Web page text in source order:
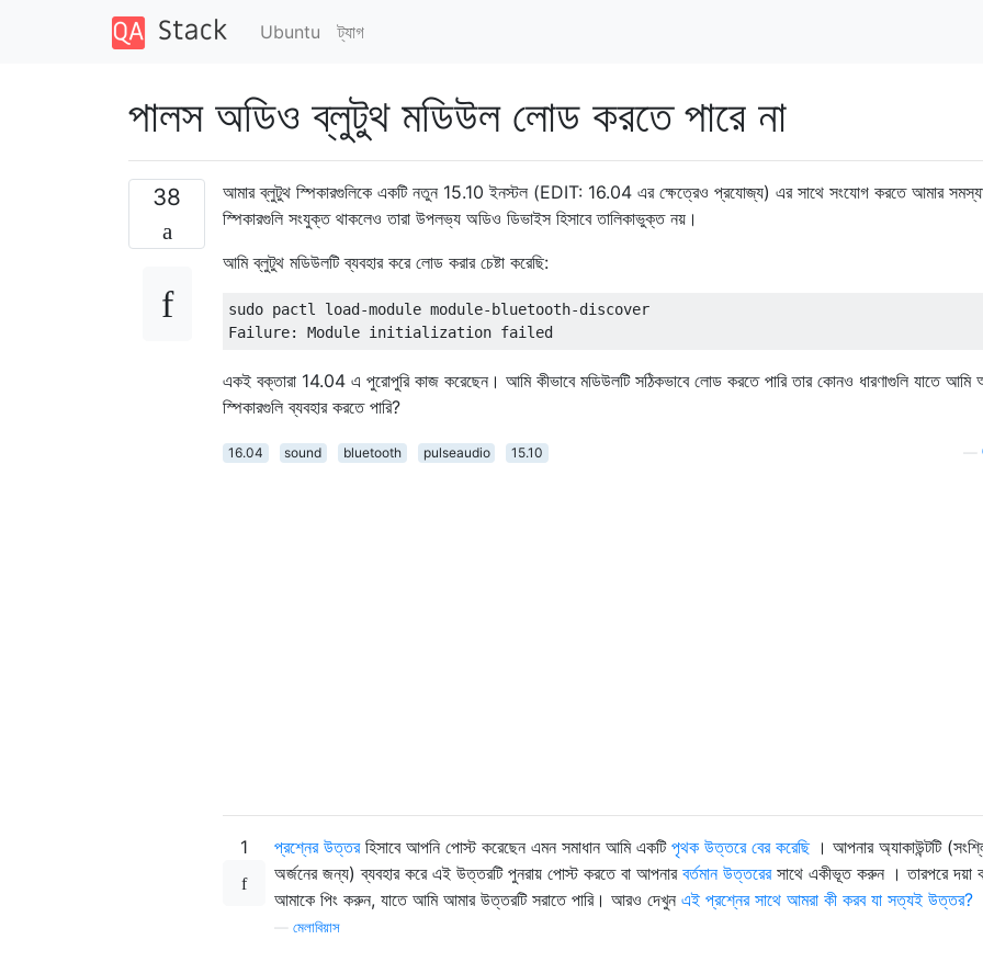
Ubuntu ট্যাগ
পালস অডিও ব্লুটুথ মডিউল লোড করতে পারে না
38
আমার ব্লুটুথ স্পিকারগুলিকে একটি নতুন 15.10 ইনস্টল (EDIT: 16.04 এর ক্ষেত্রেও প্রযোজ্য) এর সাথে সংযোগ করতে আমার
স্পিকারগুলি সংযুক্ত থাকলেও তারা উপলভ্য অডিও ডিভাইস হিসাবে তালিকাভুক্ত নয়।
আমি ব্লুটুথ মডিউলটি ব্যবহার করে লোড করার চেষ্টা করেছি:
sudo pactl load-module module-bluetooth-discover
একই বক্তারা 14.04 এ পুরোপুরি কাজ করেছেন। আমি কীভাবে মডিউলটি সঠিকভাবে লোড করতে পারি তার কোনও ধারণাগুলি যাতে আমি
স্পিকারগুলি ব্যবহার করতে পারি?
16.04 sound bluetooth pulseaudio 15.10
1 প্রশ্নের উত্তরহিসাবে আপনি পোস্ট করেছেন এমন সমাধান আমি একটি পৃথক উত্তরে বের করেছি। আপনার অ্যাকাউন্টটি
অর্জনের জন্য) ব্যবহার করে এই উত্তরটি পুনরায় পোস্ট করতে বা আপনার বর্তমান উত্তরেরসাথে একীভূত করুন । তারপরে দয়া
আমাকে পিং করুন, যাতে আমি আমার উত্তরটি সরাতে পারি। আরও দেখুন এই প্রশ্নের সাথে আমরা কী করব যা সত্যই উত্তর?
মেলাবিয়াস